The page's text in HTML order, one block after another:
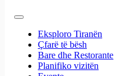
Eksploro Tiranën
Çfarë të bësh
Bare dhe Restorante
Planifiko vizitën